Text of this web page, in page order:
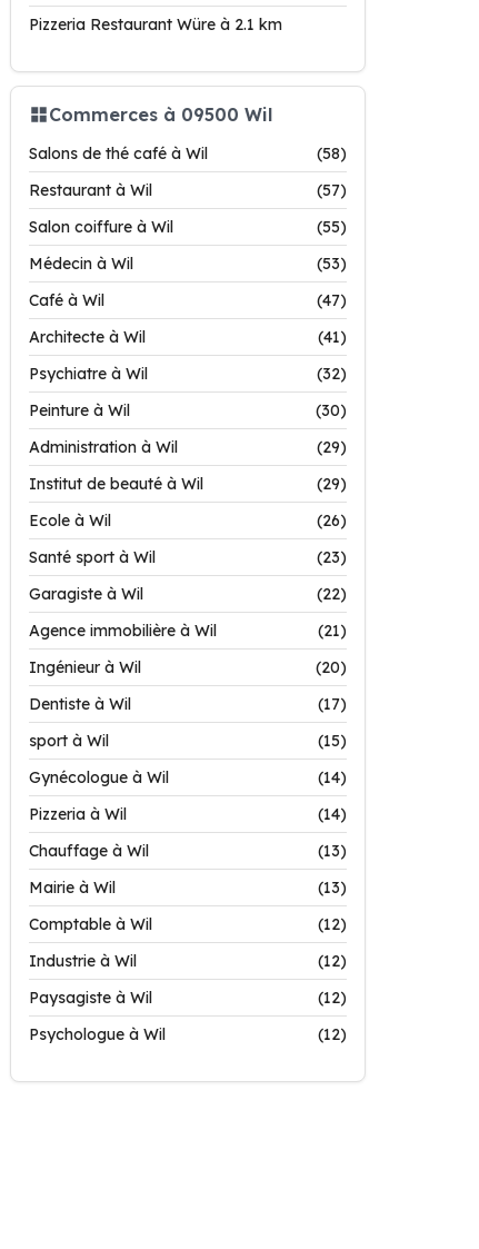
Pizzeria Restaurant Würe à 2.1 km
Commerces à 09500 Wil
Salons de thé café à Wil
(58)
Restaurant à Wil
(57)
Salon coiffure à Wil
(55)
Médecin à Wil
(53)
Café à Wil
(47)
Architecte à Wil
(41)
Psychiatre à Wil
(32)
Peinture à Wil
(30)
Administration à Wil
(29)
Institut de beauté à Wil
(29)
Ecole à Wil
(26)
Santé sport à Wil
(23)
Garagiste à Wil
(22)
Agence immobilière à Wil
(21)
Ingénieur à Wil
(20)
Dentiste à Wil
(17)
sport à Wil
(15)
Gynécologue à Wil
(14)
Pizzeria à Wil
(14)
Chauffage à Wil
(13)
Mairie à Wil
(13)
Comptable à Wil
(12)
Industrie à Wil
(12)
Paysagiste à Wil
(12)
Psychologue à Wil
(12)